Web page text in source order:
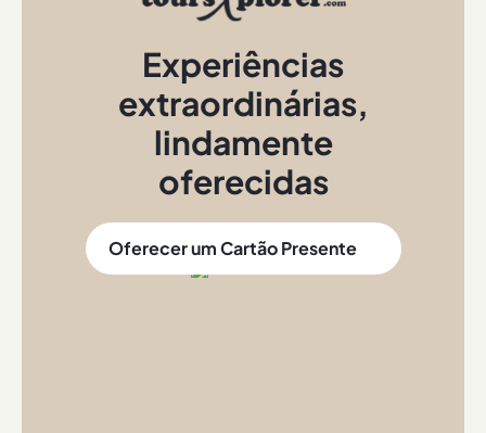
Experiências
extraordinárias,
lindamente
oferecidas
Oferecer um Cartão Presente